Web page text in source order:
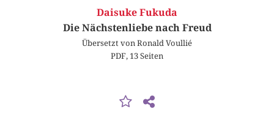
Daisuke Fukuda
Die Nächstenliebe nach Freud
Übersetzt von Ronald Voullié
PDF, 13 Seiten